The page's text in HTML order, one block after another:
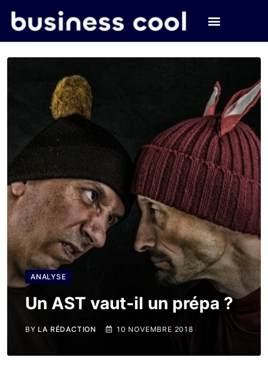
ANALYSE
Un AST vaut-il un prépa ?
BY LA RÉDACTION 10 NOVEMBRE 2018